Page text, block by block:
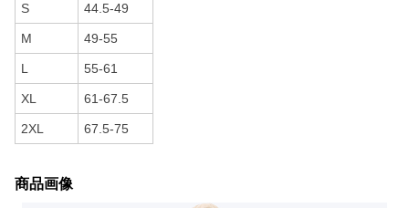
S 44.5-49
M 49-55
L 55-61
XL 61-67.5
2XL 67.5-75
商品画像